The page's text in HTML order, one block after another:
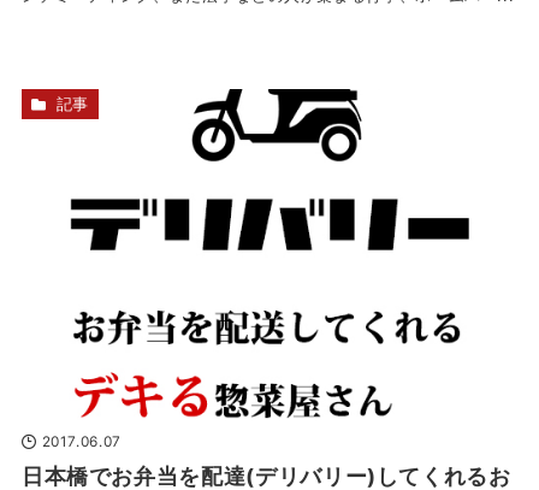
2017.06.07
日本橋でお弁当を配達(デリバリー)してくれるお
記事